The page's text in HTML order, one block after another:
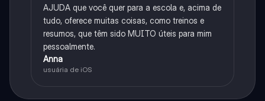
AJUDA que você quer para a escola e, acima de
tudo, oferece muitas coisas, como treinos e
resumos, que têm sido MUITO úteis para mim
pessoalmente.
Anna
usuária de iOS